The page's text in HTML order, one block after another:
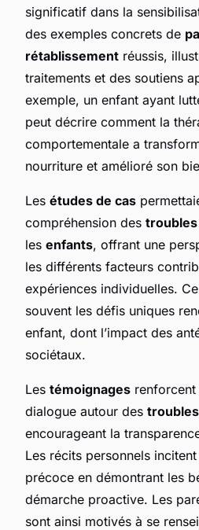
significatif dans la
des exemples concrets de
rétablissement réussis,
traitements et des soutiens
exemple, un enfant ayant
peut décrire comment la
comportementale a
nourriture et amélioré son
Les études de cas
compréhension des
les enfants, offrant une
les différents facteurs
expériences individuelles.
souvent les défis uniques
enfant, dont l’impact des
sociétaux.
Les témoignages
dialogue autour des
encourageant la
Les récits personnels
précoce en démontrant les
démarche proactive. Les
sont ainsi motivés à se